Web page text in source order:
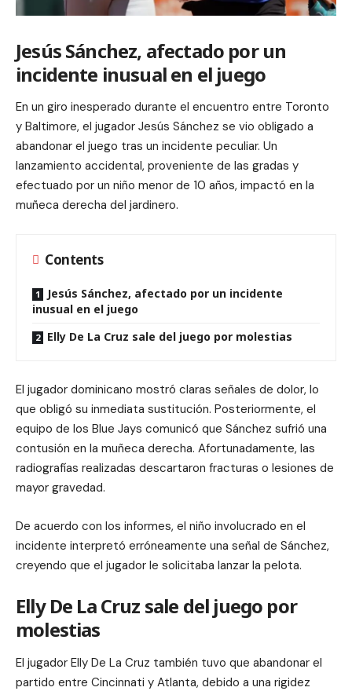
Jesús Sánchez, afectado por un
incidente inusual en el juego
En un giro inesperado durante el encuentro entre Toronto
y Baltimore, el jugador Jesús Sánchez se vio obligado a
abandonar el juego tras un incidente peculiar. Un
lanzamiento accidental, proveniente de las gradas y
efectuado por un niño menor de 10 años, impactó en la
muñeca derecha del jardinero.
Contents
Jesús Sánchez, afectado por un incidente
inusual en el juego
Elly De La Cruz sale del juego por molestias
El jugador dominicano mostró claras señales de dolor, lo
que obligó su inmediata sustitución. Posteriormente, el
equipo de los Blue Jays comunicó que Sánchez sufrió una
contusión en la muñeca derecha. Afortunadamente, las
radiografías realizadas descartaron fracturas o lesiones de
mayor gravedad.
De acuerdo con los informes, el niño involucrado en el
incidente interpretó erróneamente una señal de Sánchez,
creyendo que el jugador le solicitaba lanzar la pelota.
Elly De La Cruz sale del juego por
molestias
El jugador Elly De La Cruz también tuvo que abandonar el
partido entre Cincinnati y Atlanta, debido a una rigidez